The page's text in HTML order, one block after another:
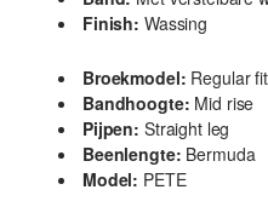
Finish: Wassing
Broekmodel: Regular fit
Bandhoogte: Mid rise
Pijpen: Straight leg
Beenlengte: Bermuda
Model: PETE